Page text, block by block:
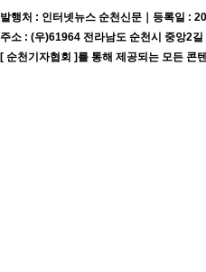
발행처 : 인터넷뉴스 순천신문｜등록일 :
주소 : (우)61964 전라남도 순천시 중앙2
[ 순천기자협회 ]를 통해 제공되는 모든 콘